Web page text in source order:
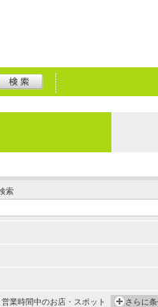
索
営業時間中のお店・スポット さらに